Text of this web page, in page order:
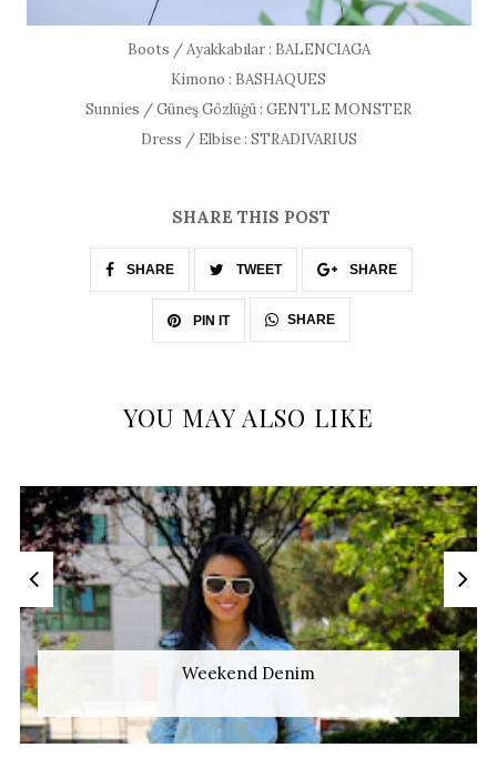
Boots / Ayakkabılar : BALENCIAGA
Kimono : BASHAQUES
Sunnies / Güneş Gözlüğü : GENTLE MONSTER
Dress / Elbise : STRADIVARIUS
SHARE THIS POST
SHARE TWEET SHARE
PIN IT SHARE
YOU MAY ALSO LIKE
Weekend Denim